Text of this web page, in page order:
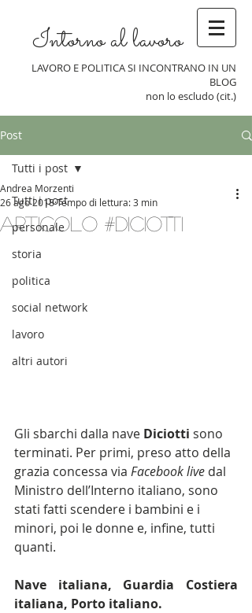
Intorno al lavoro
LAVORO E POLITICA SI INCONTRANO IN UN
BLOG
non lo escludo (cit.)
Post
Tutti i post
personale
storia
politica
social network
lavoro
altri autori
Tutti i post
Articolo #diciotti
Andrea Morzenti
26 ago 2018Tempo di lettura: 3 min
Gli sbarchi dalla nave Diciotti sono
terminati. Per primi, preso atto della
grazia concessa via Facebook live dal
Ministro dell’Interno italiano, sono
stati fatti scendere i bambini e i
minori, poi le donne e, infine, tutti
quanti.
Nave italiana, Guardia Costiera
italiana, Porto italiano.